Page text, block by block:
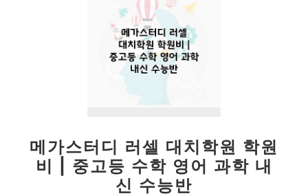
메가스터디 러셀 대치학원 학원
비 | 중고등 수학 영어 과학 내
신 수능반